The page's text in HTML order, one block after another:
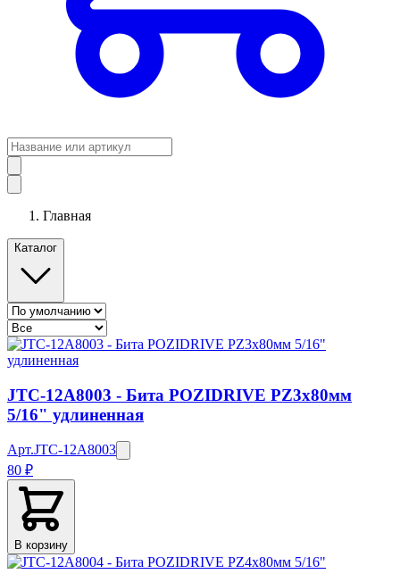
Главная
Каталог
JTC-12A8003 - Бита POZIDRIVE PZ3х80мм
5/16" удлиненная
Арт.JTC-12A8003
80 ₽
В корзину